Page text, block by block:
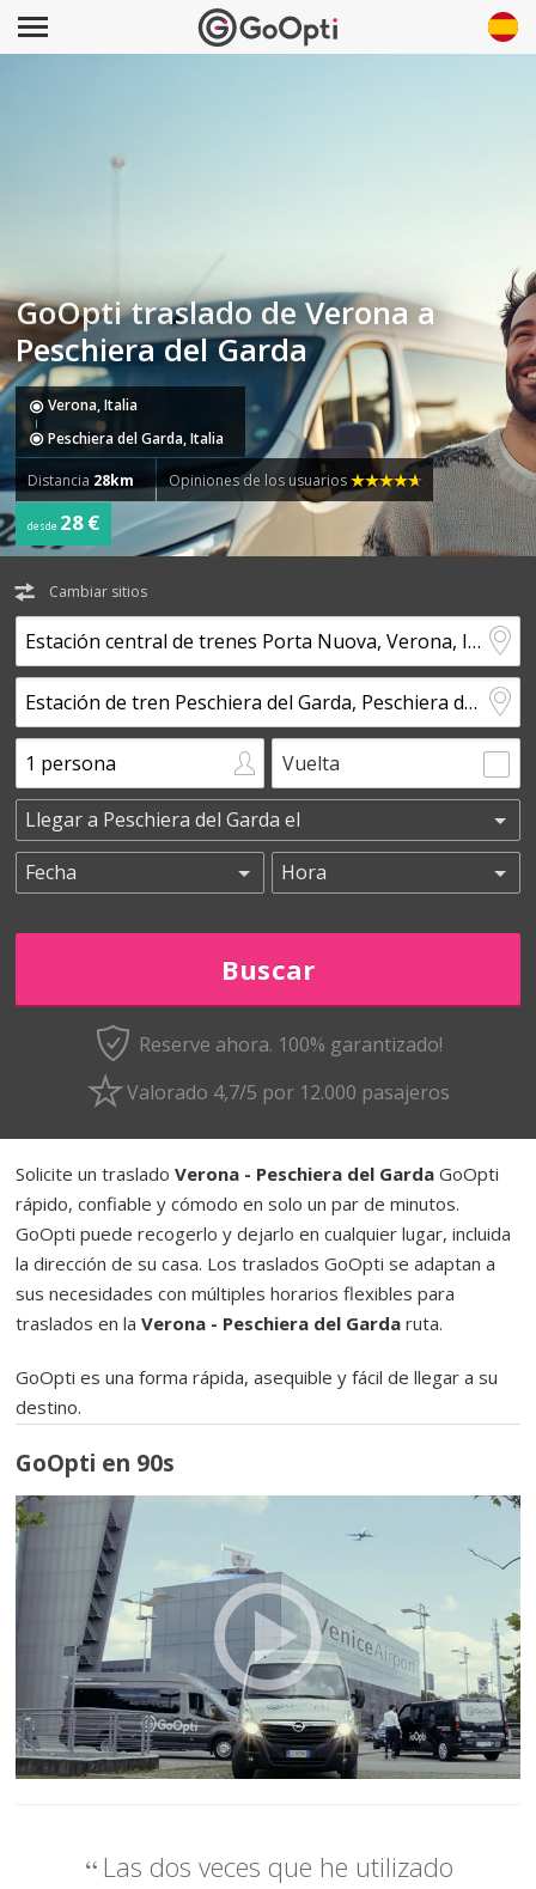
GoOpti traslado de Verona a
Peschiera del Garda
Verona, Italia
Peschiera del Garda, Italia
Distancia 28km Opiniones de los usuarios
desde 28 €
Cambiar sitios
Vuelta
Reserve ahora. 100% garantizado!
Valorado 4,7/5 por 12.000 pasajeros
Solicite un trasladoVerona - Peschiera del Garda GoOpti
rápido, confiable y cómodo en solo un par de minutos.
GoOpti puede recogerlo y dejarlo en cualquier lugar, incluida
la dirección de su casa. Los traslados GoOpti se adaptan a
sus necesidades con múltiples horarios flexibles para
traslados en laVerona - Peschiera del Garda ruta.
GoOpti es una forma rápida, asequible y fácil de llegar a su
destino.
GoOpti en 90s
Las dos veces que he utilizado